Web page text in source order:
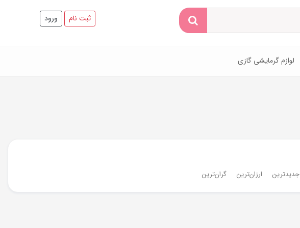
ثبت نام ورود
لوازم گرمایشی گازی
جدیدترین ارزان‌ترین گران‌ترین